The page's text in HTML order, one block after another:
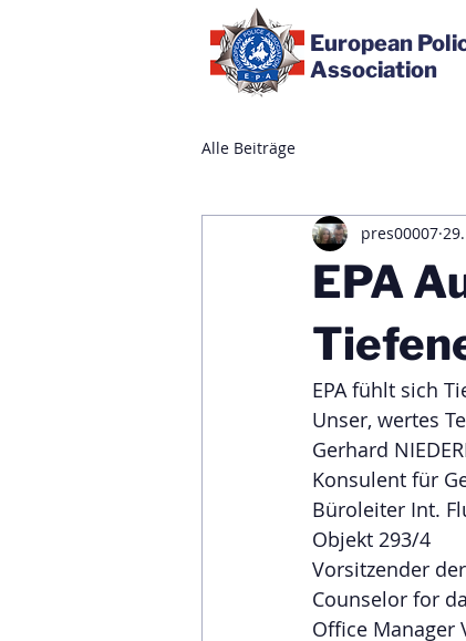
European
Association
Alle Beiträge
EPA
pres00007
EPA fühlt sich
Unser, wertes
Gerhard
Konsulent für
Büroleiter Int.
Objekt 293/4
Vorsitzender
Counselor for
Office Manager